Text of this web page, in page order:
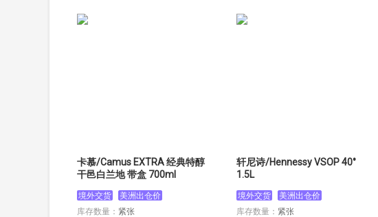
卡慕/Camus EXTRA 经典特醇
干邑白兰地 带盒 700ml
境外交货
美洲出仓价
库存数量： 紧张
轩尼诗/Hennessy VSOP 40°
1.5L
境外交货
美洲出仓价
库存数量： 紧张